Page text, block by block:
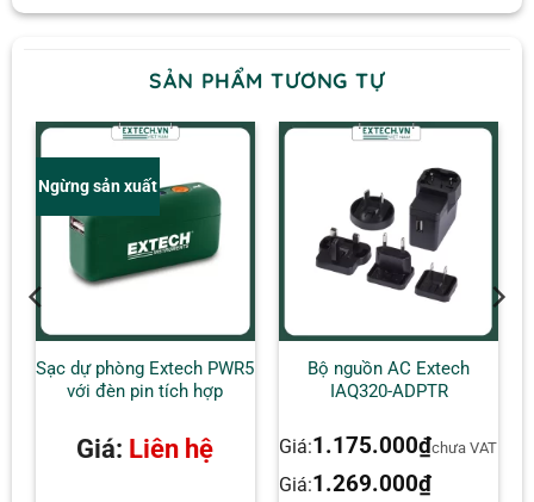
SẢN PHẨM TƯƠNG TỰ
Ngừng sản xuất
Sạc dự phòng Extech PWR5
với đèn pin tích hợp
Giá: Liên hệ
Bộ nguồn AC Extech
IAQ320-ADPTR
Giá:1.175.000₫chưa VAT
Giá:1.269.000₫